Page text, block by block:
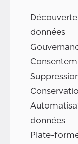
données
données
Plate-